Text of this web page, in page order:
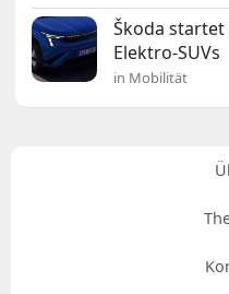
Škoda
Elektro-SUVs
in Mobilität